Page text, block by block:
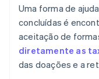
Uma forma de
concluídas é
aceitação de
diretamente as
das doações e a